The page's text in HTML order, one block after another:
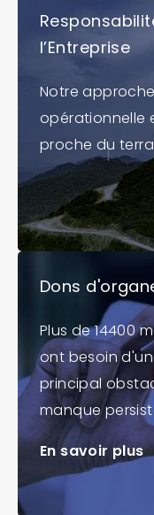
l’Entreprise
Notre
opérationnelle
proche du
Dons
Plus de 14400
ont besoin
principal
manque
En savoir plus